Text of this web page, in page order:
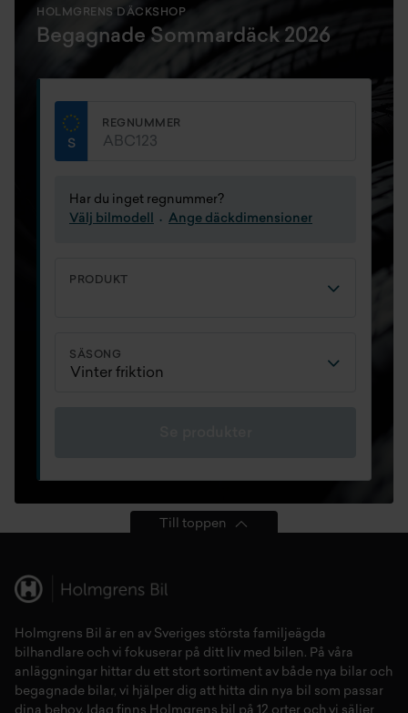
HOLMGRENS DÄCKSHOP
Begagnade Sommardäck 2026
REGNUMMER
Har du inget regnummer?
Välj bilmodell
Ange däckdimensioner
PRODUKT
SÄSONG
Till toppen
Holmgrens Bil är en av Sveriges största familjeägda
bilhandlare och vi fokuserar på ditt liv med bilen. På våra
anläggningar hittar du ett stort sortiment av både nya bilar och
begagnade bilar, vi hjälper dig att hitta din nya bil som passar